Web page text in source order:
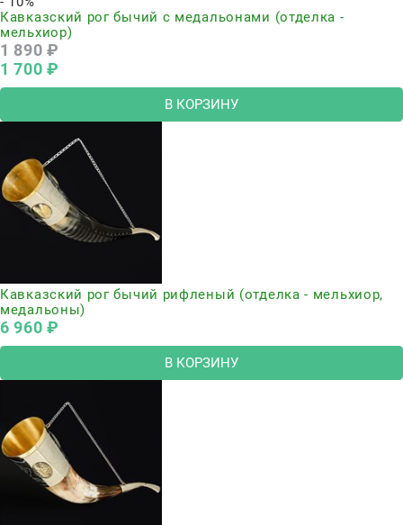
Кавказский рог бычий с медальонами (отделка -
мельхиор)
1 890 ₽
1 700 ₽
В КОРЗИНУ
Кавказский рог бычий рифленый (отделка - мельхиор,
медальоны)
6 960 ₽
В КОРЗИНУ